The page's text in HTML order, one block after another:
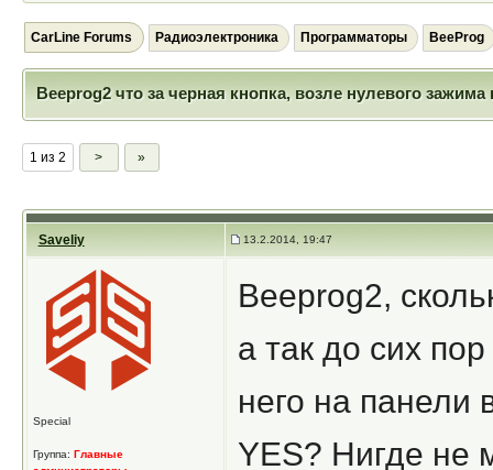
CarLine Forums Радиоэлектроника Программаторы BeeProg
Beeprog2 что за черная кнопка, возле нулевого зажима
1 из 2 > »
Saveliy 13.2.2014, 19:47
Special
Группа: Главные
Beeprog2,
а так до сих
него на панели
YES? Нигде не